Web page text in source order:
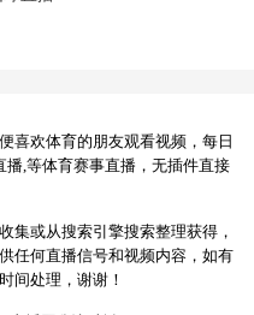
喜欢体育的朋友观看视频，每日
,等体育赛事直播，无插件直接
集或从搜索引擎搜索整理获得，
任何直播信号和视频内容，如有
间处理，谢谢！